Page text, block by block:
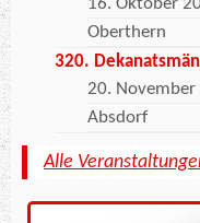
16. Oktober
Oberthern
320.
20. November
Absdorf
Alle